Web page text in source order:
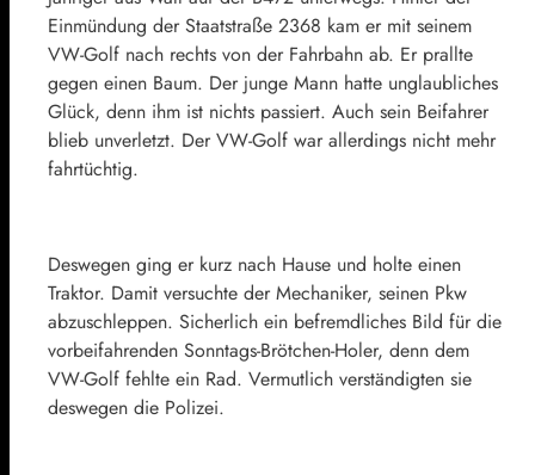
Einmündung der Staatstraße 2368 kam er mit seinem
VW-Golf nach rechts von der Fahrbahn ab. Er prallte
gegen einen Baum. Der junge Mann hatte unglaubliches
Glück, denn ihm ist nichts passiert. Auch sein Beifahrer
blieb unverletzt. Der VW-Golf war allerdings nicht mehr
fahrtüchtig.
Deswegen ging er kurz nach Hause und holte einen
Traktor. Damit versuchte der Mechaniker, seinen Pkw
abzuschleppen. Sicherlich ein befremdliches Bild für die
vorbeifahrenden Sonntags-Brötchen-Holer, denn dem
VW-Golf fehlte ein Rad. Vermutlich verständigten sie
deswegen die Polizei.